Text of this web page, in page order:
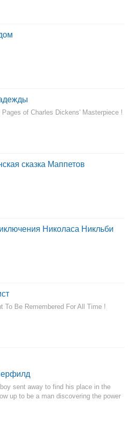
Pages of Charles Dickens' Masterpiece !
сказка Маппетов
Николаса Никльби
To Be Remembered For All Time !
sent away to find his place in the
up to be a man discovering the power